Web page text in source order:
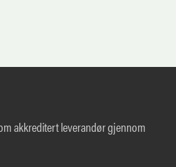
akkreditert leverandør gjennom